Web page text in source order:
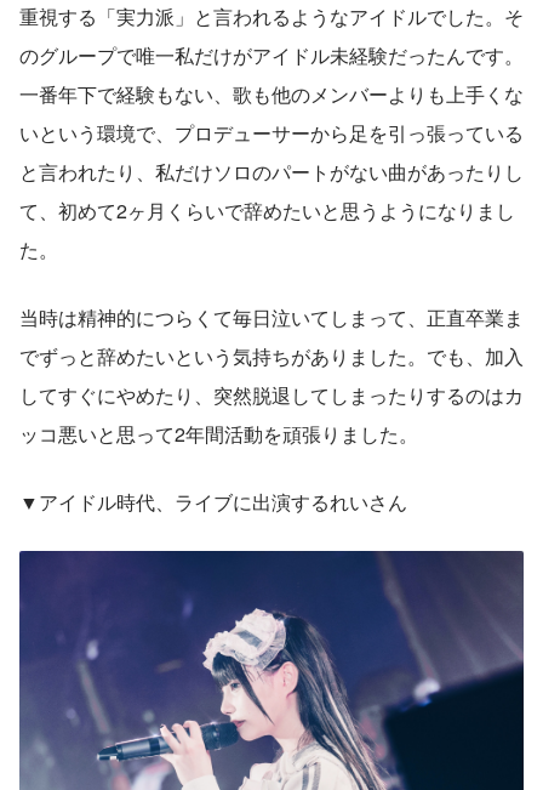
重視する「実力派」と言われるようなアイドルでした。そ
のグループで唯一私だけがアイドル未経験だったんです。
一番年下で経験もない、歌も他のメンバーよりも上手くな
いという環境で、プロデューサーから足を引っ張っている
と言われたり、私だけソロのパートがない曲があったりし
て、初めて2ヶ月くらいで辞めたいと思うようになりまし
た。
当時は精神的につらくて毎日泣いてしまって、正直卒業ま
でずっと辞めたいという気持ちがありました。でも、加入
してすぐにやめたり、突然脱退してしまったりするのはカ
ッコ悪いと思って2年間活動を頑張りました。
▼アイドル時代、ライブに出演するれいさん